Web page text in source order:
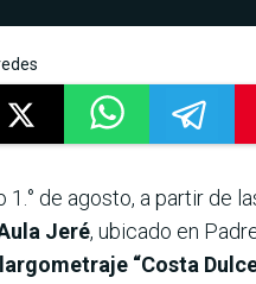
1.° de agosto, a partir de
Jeré, ubicado en
“Costa